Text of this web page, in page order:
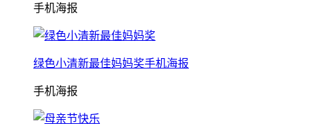
手机海报
绿色小清新最佳妈妈奖手机海报
手机海报